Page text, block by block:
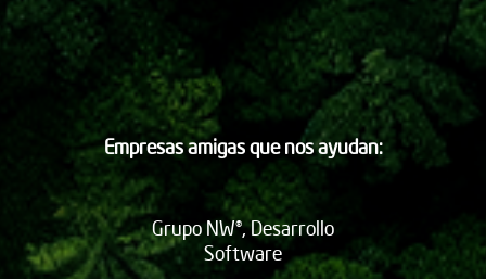
Empresas amigas que nos ayudan:
Grupo NW®, Desarrollo
Software